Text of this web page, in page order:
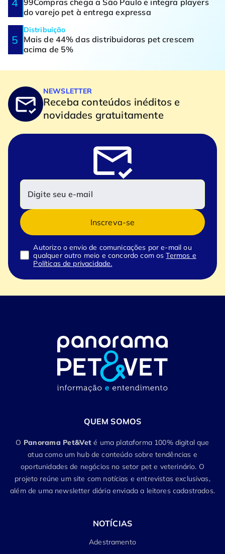
do varejo pet à entrega expressa
Distribuição
Mais de 44% das distribuidoras pet crescem
acima de 5%
NEWSLETTER
Receba conteúdos inéditos e
novidades gratuitamente
Inscreva-se
Autorizo o envio de comunicações por e-mail ou
qualquer outro meio e concordo com osTermos e
Políticas de privacidade.
QUEM SOMOS
O Panorama Pet&Vet é uma plataforma 100% digital que
atua como um hub de conteúdo sobre tendências e
oportunidades de negócios no setor pet e veterinário. O
projeto reúne um site com notícias e entrevistas exclusivas,
além de uma newsletter diária enviada a leitores cadastrados.
NOTÍCIAS
Adestramento